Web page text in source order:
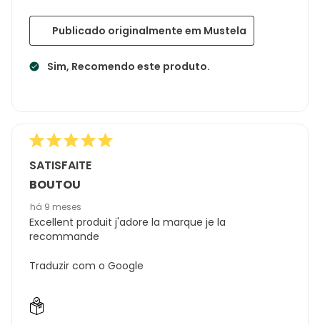
Sim, Recomendo este produto.
Publicado originalmente em Mustela
SATISFAITE
BOUTOU
há 9 meses
Excellent produit j'adore la marque je la
recommande
Traduzir com o Google